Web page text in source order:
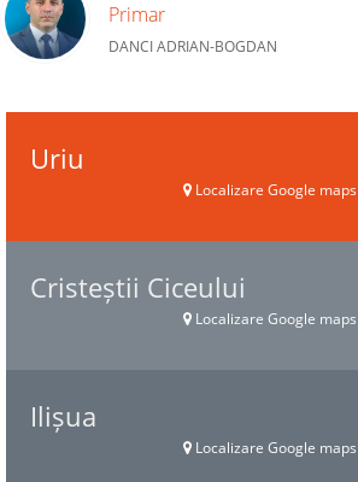
Primar
DANCI ADRIAN-BOGDAN
Uriu
Localizare Google maps
Cristeștii Ciceului
Localizare Google maps
Ilișua
Localizare Google maps